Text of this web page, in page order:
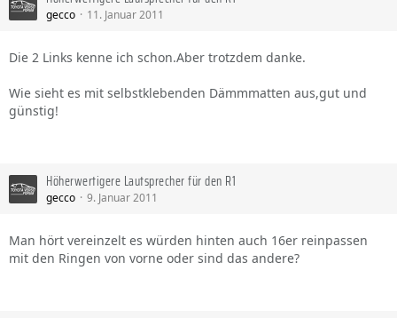
gecco 11. Januar 2011
Die 2 Links kenne ich schon.Aber trotzdem danke.
Wie sieht es mit selbstklebenden Dämmmatten aus,gut und
günstig!
Höherwertigere Lautsprecher für den R1
gecco 9. Januar 2011
Man hört vereinzelt es würden hinten auch 16er reinpassen
mit den Ringen von vorne oder sind das andere?